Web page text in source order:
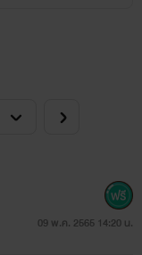
09 พ.ค. 2565 14:20 น.